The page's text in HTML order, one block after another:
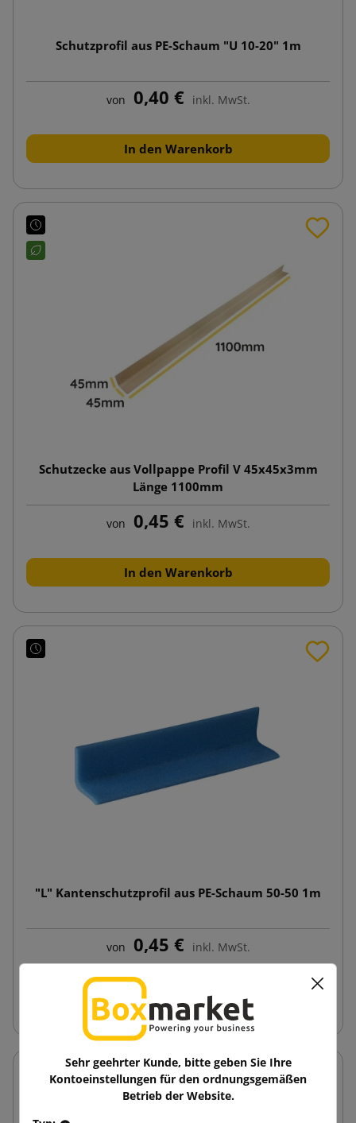
Schutzprofil aus PE-Schaum "U 10-20" 1m
von 0,40 € inkl. MwSt.
In den Warenkorb
Schutzecke aus Vollpappe Profil V 45x45x3mm
Länge 1100mm
von 0,45 € inkl. MwSt.
In den Warenkorb
"L" Kantenschutzprofil aus PE-Schaum 50-50 1m
von 0,45 € inkl. MwSt.
In den Warenkorb
Sehr geehrter Kunde, bitte geben Sie Ihre
Kontoeinstellungen für den ordnungsgemäßen
Betrieb der Website.